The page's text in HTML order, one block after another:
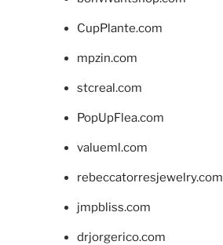
CupPlante.com
mpzin.com
stcreal.com
PopUpFlea.com
valueml.com
rebeccatorresjewelry.com
jmpbliss.com
drjorgerico.com